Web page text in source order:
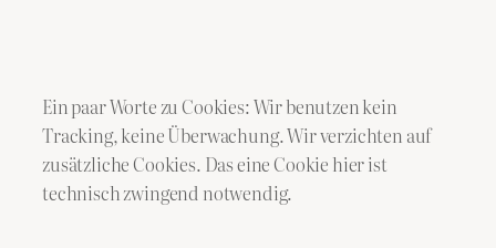
Ein paar Worte zu Cookies: Wir benutzen kein
Tracking, keine Überwachung. Wir verzichten auf
zusätzliche Cookies. Das eine Cookie hier ist
technisch zwingend notwendig.